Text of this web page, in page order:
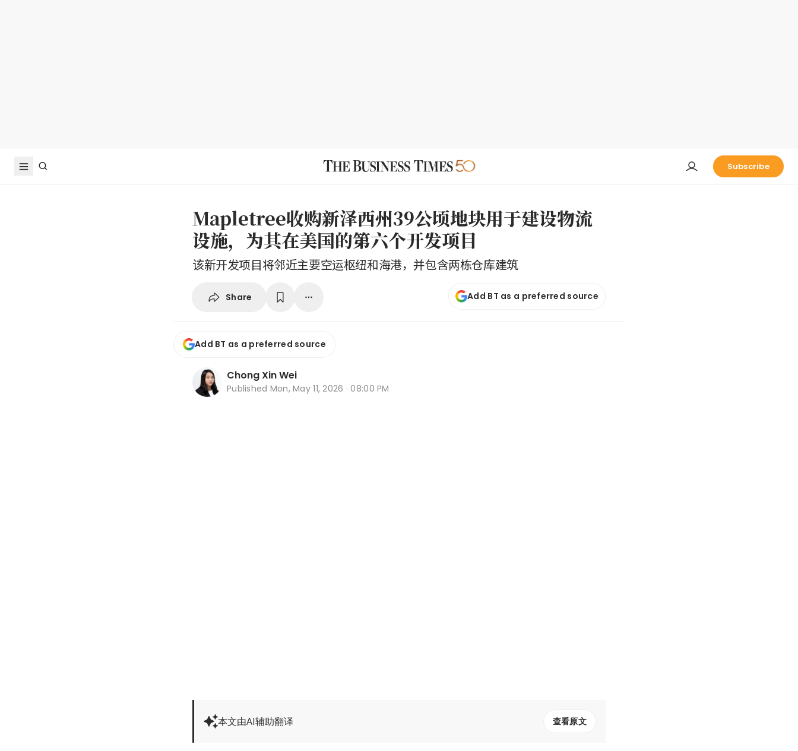
Subscribe
Mapletree收购新泽西州39公顷地块用于建设物流
设施，为其在美国的第六个开发项目
该新开发项目将邻近主要空运枢纽和海港，并包含两栋仓库建筑
Share Add BT as a preferred source
Add BT as a preferred source
Chong Xin Wei
Published Mon, May 11, 2026 · 08:00 PM
本文由AI辅助翻译 查看原文